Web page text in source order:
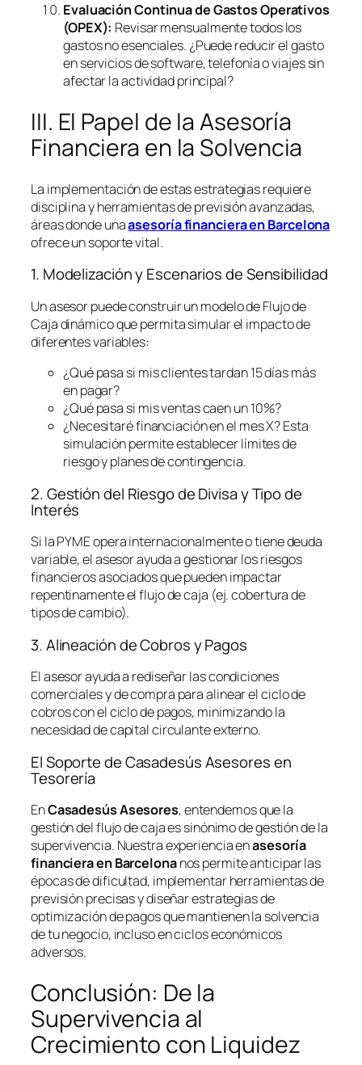
Evaluación Continua de Gastos Operativos
(OPEX): Revisar mensualmente todos los
gastos no esenciales. ¿Puede reducir el gasto
en servicios desoftware, telefonía o viajes sin
afectar la actividad principal?
III. El Papel de la Asesoría
Financiera en la Solvencia
La implementación de estas estrategias requiere
disciplina y herramientas de previsión avanzadas,
áreas donde unaasesoría financiera en Barcelona
ofrece un soporte vital.
1. Modelización y Escenarios de Sensibilidad
Un asesor puede construir un modelo de Flujo de
Caja dinámico que permita simular el impacto de
diferentes variables:
¿Qué pasa si mis clientes tardan 15 días más
en pagar?
¿Qué pasa si mis ventas caen un 10%?
¿Necesitaré financiación en el mes X? Esta
simulación permite establecer límites de
riesgo y planes de contingencia.
2. Gestión del Riesgo de Divisa y Tipo de
Interés
Si la PYME opera internacionalmente o tiene deuda
variable, el asesor ayuda a gestionar los riesgos
financieros asociados que pueden impactar
repentinamente el flujo de caja (ej. cobertura de
tipos de cambio).
3. Alineación de Cobros y Pagos
El asesor ayuda a rediseñar las condiciones
comerciales y de compra para alinear el ciclo de
cobros con el ciclo de pagos, minimizando la
necesidad de capital circulante externo.
El Soporte de Casadesús Asesores en
Tesorería
EnCasadesús Asesores, entendemos que la
gestión del flujo de caja es sinónimo de gestión de la
supervivencia. Nuestra experiencia enasesoría
financiera en Barcelonanos permite anticipar las
épocas de dificultad, implementar herramientas de
previsión precisas y diseñar estrategias de
optimización de pagos que mantienen la solvencia
de tu negocio, incluso en ciclos económicos
adversos.
Conclusión: De la
Supervivencia al
Crecimiento con Liquidez